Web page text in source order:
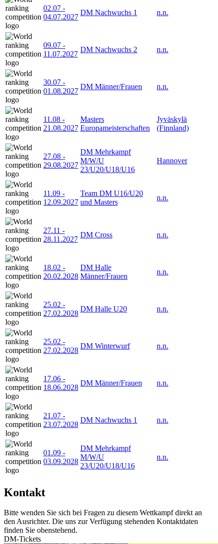
02.07 -
04.07.2027
DM Nachwuchs 1 n.n.
09.07 -
11.07.2027
DM Nachwuchs 2 n.n.
30.07 -
01.08.2027
DM Männer/Frauen n.n.
11.08 -
21.08.2027
Masters
Europameisterschaften
Jyväskylä
(Finnland)
27.08 -
29.08.2027
DM Mehrkampf
M/W/U
23/U20/U18/U16
Hannover
11.09 -
12.09.2027
Team DM U16/U20
und Masters
n.n.
27.11 -
28.11.2027
DM Cross n.n.
18.02 -
20.02.2028
DM Halle
Männer/Frauen
n.n.
25.02 -
27.02.2028
DM Halle U20 n.n.
25.02 -
27.02.2028
DM Winterwurf n.n.
17.06 -
18.06.2028
DM Männer/Frauen n.n.
21.07 -
23.07.2028
DM Nachwuchs 1 n.n.
01.09 -
03.09.2028
DM Mehrkampf
M/W/U
23/U20/U18/U16
n.n.
Kontakt
Bitte wenden Sie sich bei Fragen zu diesem Wettkampf direkt an
den Ausrichter. Die uns zur Verfügung stehenden Kontaktdaten
finden Sie obenstehend.
DM-Tickets